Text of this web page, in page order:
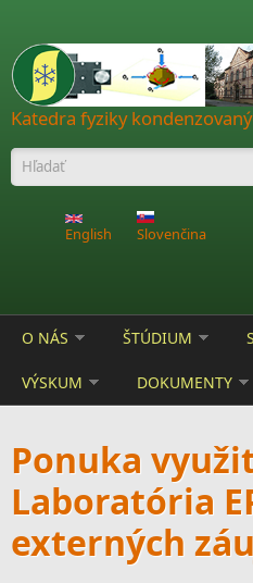
Katedra fyziky
Vyhľadávanie
English Slovenčina
O NÁS ŠTÚDIUM
VÝSKUM DOKUMENTY
Ponuka
Laboratória
externých